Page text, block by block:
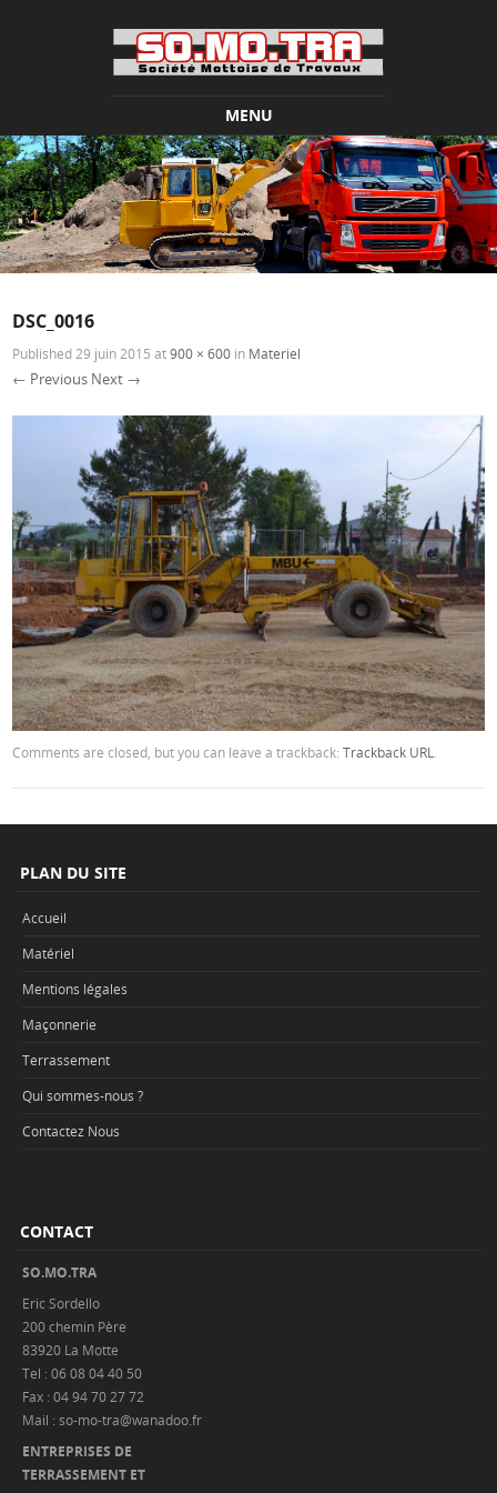
MENU
Skip to content
DSC_0016
Published29 juin 2015 at900 × 600 in Materiel
← Previous Next →
Comments are closed, but you can leave a trackback:Trackback URL
PLAN DU SITE
Accueil
Matériel
Mentions légales
Maçonnerie
Terrassement
Qui sommes-nous ?
Contactez Nous
CONTACT
SO.MO.TRA
Eric Sordello
200 chemin Père
83920 La Motte
Tel : 06 08 04 40 50
Fax : 04 94 70 27 72
Mail : so-mo-tra@wanadoo.fr
ENTREPRISES DE
TERRASSEMENT ET